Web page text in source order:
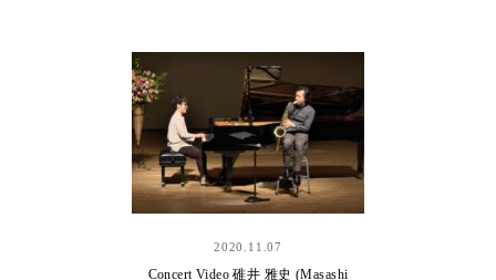
2020.11.07
Concert Video 碓井 雅史 (Masashi